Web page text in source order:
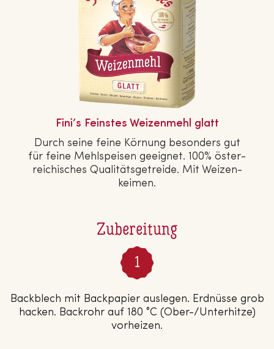
Zubereitung
Backblech mit Backpapier auslegen. Erdnüsse grob
hacken. Backrohr auf 180 °C (Ober-/Unterhitze)
vorheizen.
Fini’s Feinstes Wei­zen­mehl glatt
Durch seine feine Körnung besonders gut
für feine Mehl­spei­sen geeignet. 100% ös­ter­
rei­chi­sches Qua­li­täts­ge­trei­de. Mit Wei­zen­
kei­men.